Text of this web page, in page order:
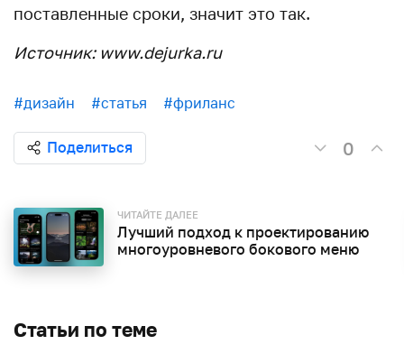
поставленные сроки, значит это так.
Источник: www.dejurka.ru
#дизайн #статья #фриланс
Поделиться 0
ЧИТАЙТЕ ДАЛЕЕ
Лучший подход к проектированию
многоуровневого бокового меню
Статьи по теме